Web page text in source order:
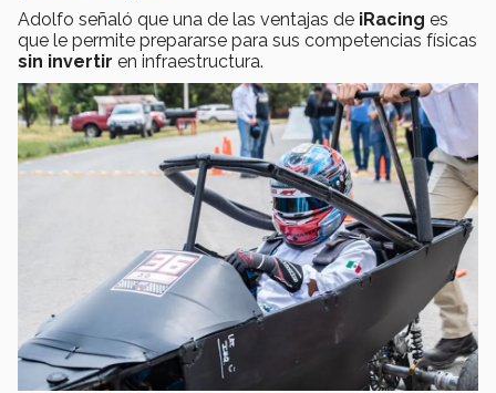
Adolfo señaló que una de las ventajas de iRacing es
que le permite prepararse para sus competencias físicas
sin invertir en infraestructura.